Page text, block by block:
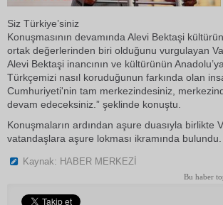
Siz Türkiye’siniz
Konuşmasının devamında Alevi Bektaşi
ortak değerlerinden biri olduğunu vurgulayan
Alevi Bektaşi inancının ve kültürünün Anadolu’ya
Türkçemizi nasıl koruduğunun farkında olan
Cumhuriyeti'nin tam merkezindesiniz,
devam edeceksiniz.” şeklinde konuştu.
Konuşmaların ardından aşure duasıyla birlikte
vatandaşlara aşure lokması ikramında bulundu.
Kaynak: HABER MERKEZİ
Bu haber